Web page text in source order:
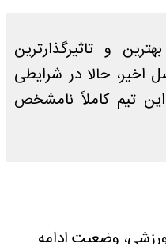
و تاثیرگذارترین
اخیر، حالا در شرایطی
تیم کاملاً نامشخص